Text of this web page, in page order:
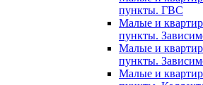
пункты. ГВС
Малые и
пункты.
Малые и
пункты.
Малые и